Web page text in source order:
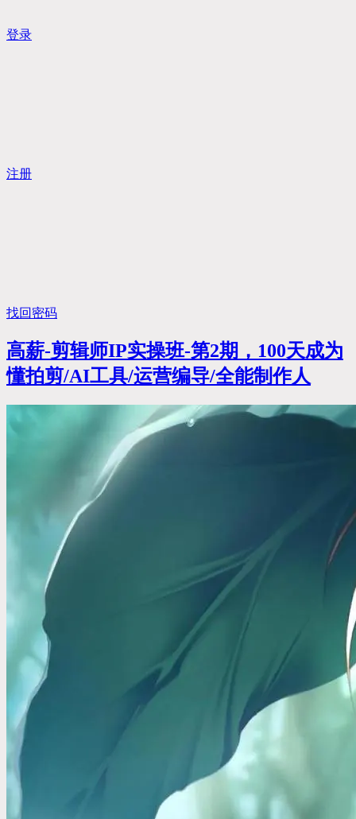
登录
注册
找回密码
高薪-剪辑师IP实操班-第2期，100天成为
懂拍剪/AI工具/运营编导/全能制作人